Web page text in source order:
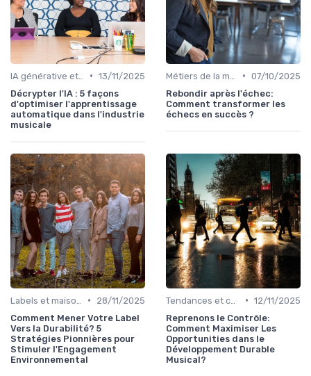
• 13/11/2025
Décrypter l'IA : 5 façons
d'optimiser l'apprentissage
automatique dans l'industrie
musicale
• 07/10/2025
Rebondir après l'échec:
Comment transformer les
échecs en succès ?
•
28/11/2025
Comment Mener Votre Label
Vers la Durabilité? 5
Stratégies Pionnières pour
Stimuler l'Engagement
Environnemental
• 12/11/2025
Reprenons le Contrôle:
Comment Maximiser Les
Opportunities dans le
Développement Durable
Musical?